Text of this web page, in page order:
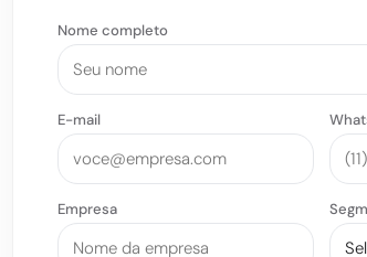
Nome completo
E-mail
Empresa